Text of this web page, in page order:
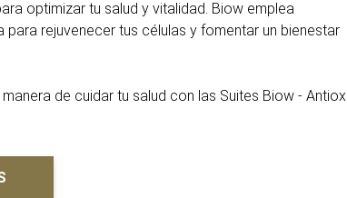
optimizar tu salud y vitalidad. Biow emplea
rejuvenecer tus células y fomentar un bienestar
de cuidar tu salud con las Suites Biow - Antiox